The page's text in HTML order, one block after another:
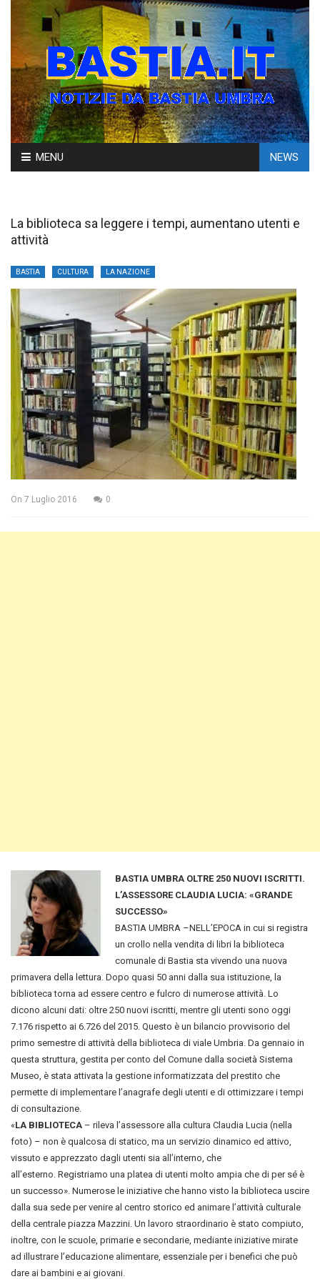
Skip
to
MENU NEWS
La biblioteca sa leggere i tempi, aumentano utenti e
attività
BASTIA CULTURA LA NAZIONE
On 7 Luglio 2016 0
BASTIA UMBRA OLTRE 250 NUOVI ISCRITTI.
L’ASSESSORE CLAUDIA LUCIA: «GRANDE
SUCCESSO»
BASTIA UMBRA –NELL’EPOCA in cui si registra
un crollo nella vendita di libri la biblioteca
comunale di Bastia sta vivendo una nuova
primavera della lettura. Dopo quasi 50 anni dalla sua istituzione, la
biblioteca torna ad essere centro e fulcro di numerose attività. Lo
dicono alcuni dati: oltre 250 nuovi iscritti, mentre gli utenti sono oggi
7.176 rispetto ai 6.726 del 2015. Questo è un bilancio provvisorio del
primo semestre di attività della biblioteca di viale Umbria. Da gennaio in
questa struttura, gestita per conto del Comune dalla società Sistema
Museo, è stata attivata la gestione informatizzata del prestito che
permette di implementare l’anagrafe degli utenti e di ottimizzare i tempi
di consultazione.
«LA BIBLIOTECA – rileva l’assessore alla cultura Claudia Lucia (nella
foto) – non è qualcosa di statico, ma un servizio dinamico ed attivo,
vissuto e apprezzato dagli utenti sia all’interno, che
all’esterno. Registriamo una platea di utenti molto ampia che di per sé è
un successo». Numerose le iniziative che hanno visto la biblioteca uscire
dalla sua sede per venire al centro storico ed animare l’attività culturale
della centrale piazza Mazzini. Un lavoro straordinario è stato compiuto,
inoltre, con le scuole, primarie e secondarie, mediante iniziative mirate
ad illustrare l’educazione alimentare, essenziale per i benefici che può
dare ai bambini e ai giovani.